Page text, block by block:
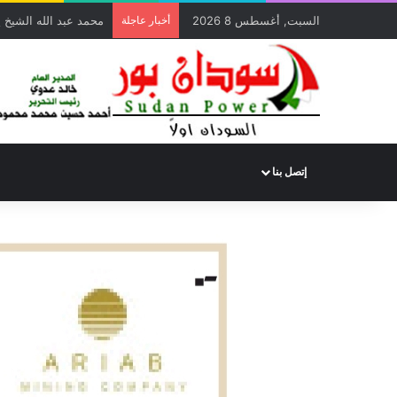
السبت, أغسطس 8 2026 أخبار عاجلة ألف ألف مبروك يا
إتصل بنا